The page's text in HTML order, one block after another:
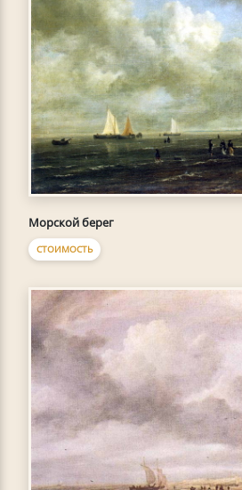
Морской берег
СТОИМОСТЬ